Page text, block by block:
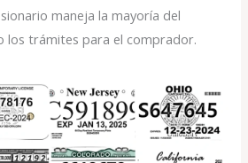
maneja la mayoría del
los trámites para el comprador.